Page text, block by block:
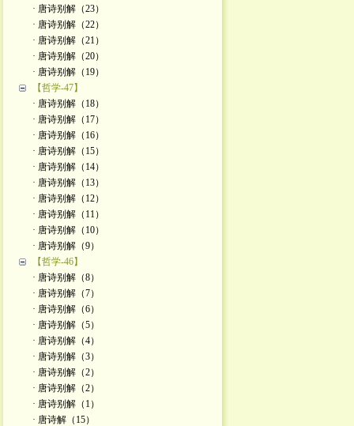
· 唐诗别解（23）
· 唐诗别解（22）
· 唐诗别解（21）
· 唐诗别解（20）
· 唐诗别解（19）
【哲学-47】
· 唐诗别解（18）
· 唐诗别解（17）
· 唐诗别解（16）
· 唐诗别解（15）
· 唐诗别解（14）
· 唐诗别解（13）
· 唐诗别解（12）
· 唐诗别解（11）
· 唐诗别解（10）
· 唐诗别解（9）
【哲学-46】
· 唐诗别解（8）
· 唐诗别解（7）
· 唐诗别解（6）
· 唐诗别解（5）
· 唐诗别解（4）
· 唐诗别解（3）
· 唐诗别解（2）
· 唐诗别解（2）
· 唐诗别解（1）
· 唐诗解（15）